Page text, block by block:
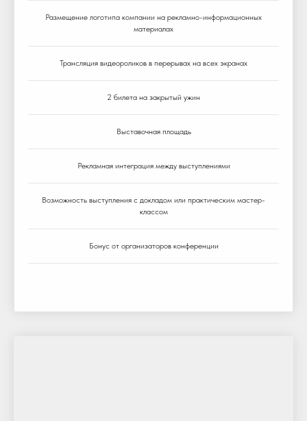
Размещение логотипа компании на рекламно-информационных
материалах
Трансляция видеороликов в перерывах на всех экранах
2 билета на закрытый ужин
Выставочная площадь
Рекламная интеграция между выступлениями
Возможность выступления с докладом или практическим мастер-
классом
Бонус от организаторов конференции